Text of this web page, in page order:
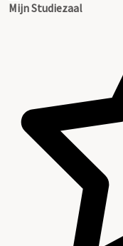
Mijn Studiezaal